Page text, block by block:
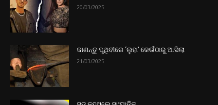
20/03/2025
ଜାଣନ୍ତୁ ପୃଥିବୀରେ ‘ଲୁହା’ କେଉଁଠାରୁ ଆସିଲା
21/03/2025